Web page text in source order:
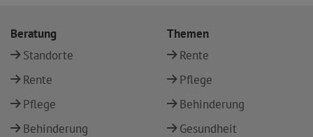
Beratung
Standorte
Rente
Pflege
Behinderung
Themen
Rente
Pflege
Behinderung
Gesundheit